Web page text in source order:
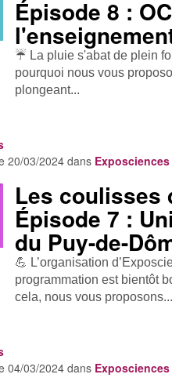
Épisode 8 :
☔ La pluie s'abat de plein
pourquoi nous vous
plongeant...
20/03/2024 dans
Les coulisses
Épisode 7 :
du Puy-de-
💪 L’organisation
programmation est bientôt
cela, nous vous proposons...
04/03/2024 dans